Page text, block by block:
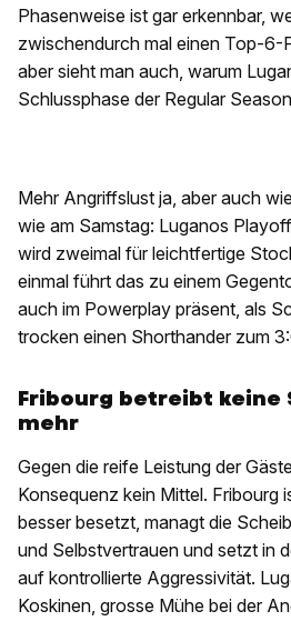
Phasenweise ist gar erkennbar,
zwischendurch mal einen Top-6-
aber sieht man auch, warum
Schlussphase der Regular
Mehr Angriffslust ja, aber auch
wie am Samstag: Luganos
wird zweimal für leichtfertige
einmal führt das zu einem
auch im Powerplay präsent, als
trocken einen Shorthander zum
Fribourg betreibt keine
mehr
Gegen die reife Leistung der
Konsequenz kein Mittel. Fribourg
besser besetzt, managt die
und Selbstvertrauen und setzt in
auf kontrollierte Aggressivität.
Koskinen, grosse Mühe bei der